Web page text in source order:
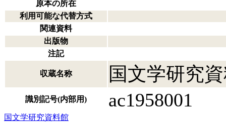
原本の所在
利用可能な代替方式
関連資料
出版物
注記
収蔵名称 国文学研究
識別記号(内部用) ac1958001
国文学研究資料館